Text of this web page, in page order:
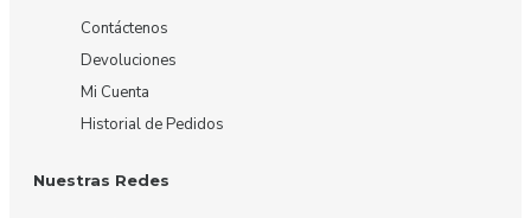
Contáctenos
Devoluciones
Mi Cuenta
Historial de Pedidos
Nuestras Redes